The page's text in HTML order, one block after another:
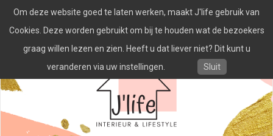
naar
inhoud
Om deze website goed te laten werken, maakt J'life gebruik van
Cookies. Deze worden gebruikt om bij te houden wat de bezoekers
graag willen lezen en zien. Heeft u dat liever niet? Dit kunt u
veranderen via uw instellingen.
Sluit